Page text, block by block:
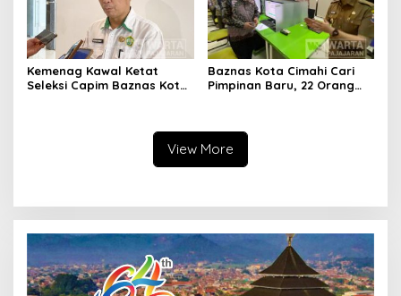
Kemenag Kawal Ketat
Seleksi Capim Baznas Kota
Baznas Kota Cimahi Cari
Pimpinan Baru, 22 Orang
View More